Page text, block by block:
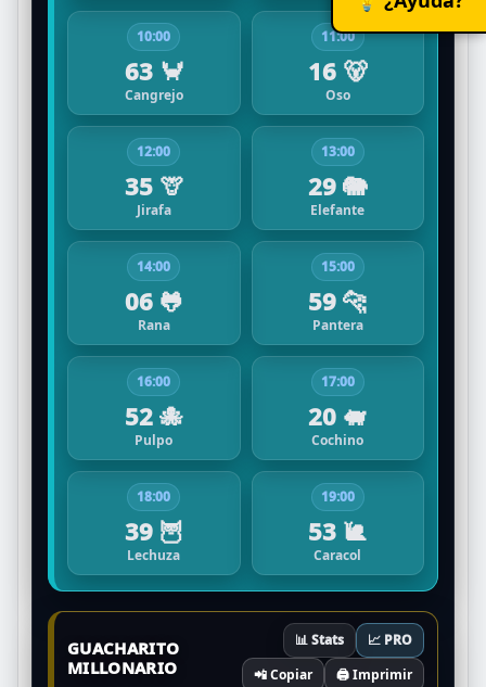
10:00
63 🦀
Cangrejo
11:00
16 🐻
Oso
12:00
35 🦒
Jirafa
13:00
29 🐘
Elefante
14:00
06 🐸
Rana
15:00
59 🐆
Pantera
16:00
52 🐙
Pulpo
17:00
20 🐖
Cochino
18:00
39 🦉
Lechuza
19:00
53 🐌
Caracol
GUACHARITO
MILLONARIO
📊 Stats
📈 PRO
📲 Copiar
🖨️ Imprimir